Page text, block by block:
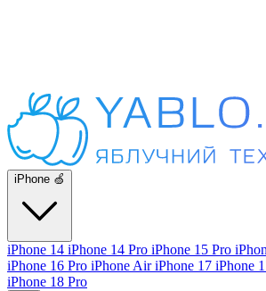
iPhone 🍏
iPhone 14 iPhone 14 Pro iPhone 15 Pro
iPhone 16 Pro iPhone AiriPhone 17 iPhone
iPhone 18 Pro